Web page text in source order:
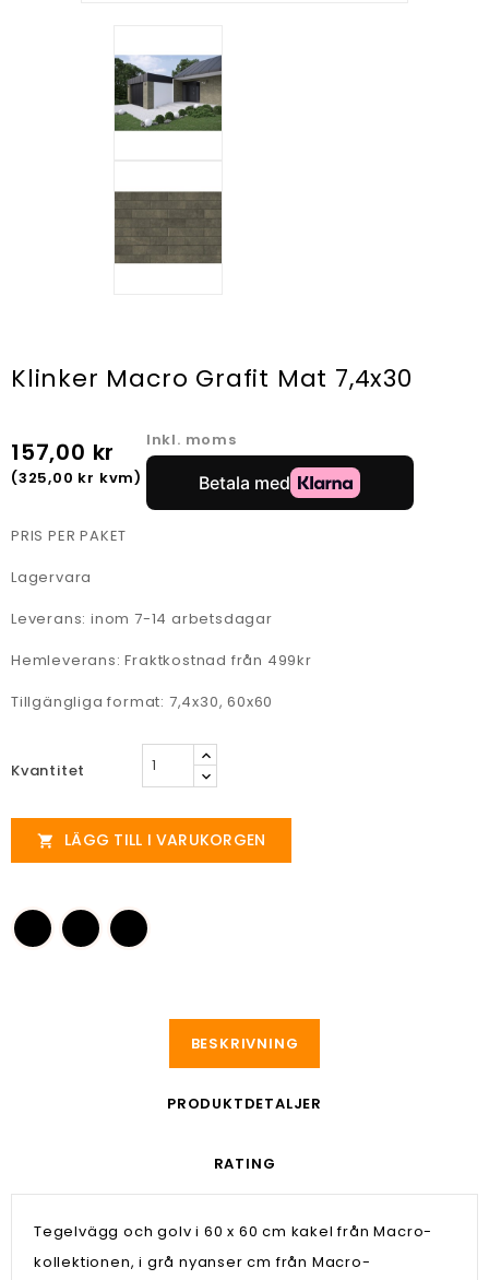
Klinker Macro Grafit Mat 7,4x30
157,00 kr
(325,00 kr kvm)
Inkl. moms
PRIS PER PAKET
Lagervara
Leverans: inom 7-14 arbetsdagar
Hemleverans: Fraktkostnad från 499kr
Tillgängliga format: 7,4x30, 60x60
Kvantitet
 LÄGG TILL I VARUKORGEN
BESKRIVNING
PRODUKTDETALJER
RATING
Tegelvägg och golv i 60 x 60 cm kakel från Macro-
kollektionen, i grå nyanser cm från Macro-